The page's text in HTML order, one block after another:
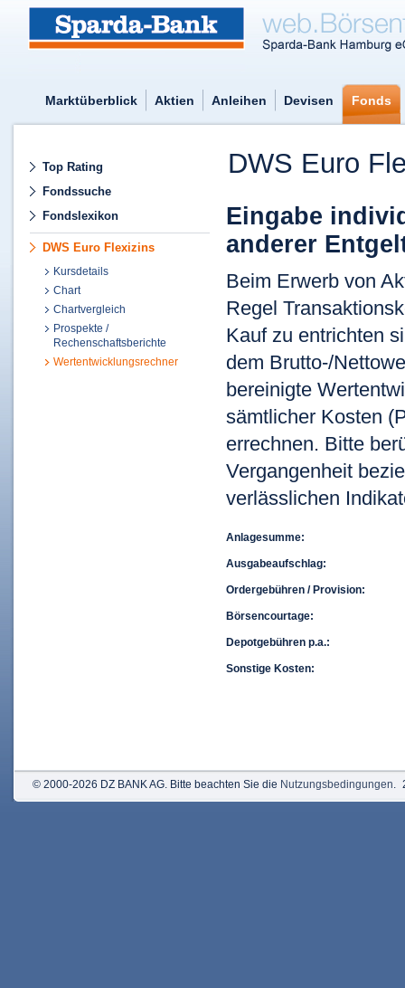
Marktüberblick Aktien Anleihen Devisen Fonds
Top Rating
Fondssuche
Fondslexikon
DWS Euro Flexizins
Kursdetails
Chart
Chartvergleich
Prospekte /
Rechenschaftsberichte
Wertentwicklungsrechner
DWS Euro
Eingabe
anderer
Beim Erwerb von
Regel
Kauf zu entrichten
dem Brutto-/
bereinigte
sämtlicher Kosten
errechnen. Bitte
Vergangenheit
verlässlichen
Anlagesumme:
Ausgabeaufschlag:
Ordergebühren / Provision:
Börsencourtage:
Depotgebühren p.a.:
Sonstige Kosten:
© 2000-2026 DZ BANK AG. Bitte beachten Sie die Nutzungsbedingungen.